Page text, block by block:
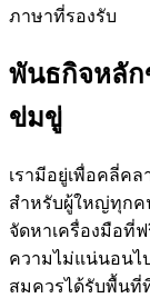
ภาษาที่รองรับ
พันธกิจหลัก
ข่มขู่
เรามีอยู่เพื่อคลี่ค
สำหรับผู้ใหญ่ทุกค
จัดหาเครื่องมือที่
ความไม่แน่นอนไ
สมควรได้รับพื้นที่